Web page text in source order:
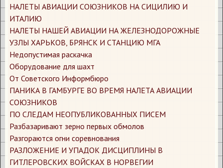
​НАЛЕТЫ АВИАЦИИ СОЮЗНИКОВ НА СИЦИЛИЮ И
ИТАЛИЮ
​НАЛЕТЫ НАШЕЙ АВИАЦИИ НА ЖЕЛЕЗНОДОРОЖНЫЕ
УЗЛЫ ХАРЬКОВ, БРЯНСК И СТАНЦИЮ МГА
​Недопустимая раскачка
​Оборудование для шахт
​От Советского Информбюро
​ПАНИКА В ГАМБУРГЕ ВО ВРЕМЯ НАЛЕТА АВИАЦИИ
СОЮЗНИКОВ
​ПО СЛЕДАМ НЕОПУБЛИКОВАННЫХ ПИСЕМ
​Разбазаривают зерно первых обмолов
​Разгораются огни соревнования
​РАЗЛОЖЕНИЕ И УПАДОК ДИСЦИПЛИНЫ В
ГИТЛЕРОВСКИХ ВОЙСКАХ В НОРВЕГИИ